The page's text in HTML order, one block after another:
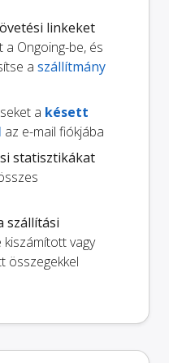
linkeket
a Ongoing-be, és
a szállítmány
a késett
az e-mail fiókjába
statisztikákat
szállítási
kiszámított vagy
összegekkel